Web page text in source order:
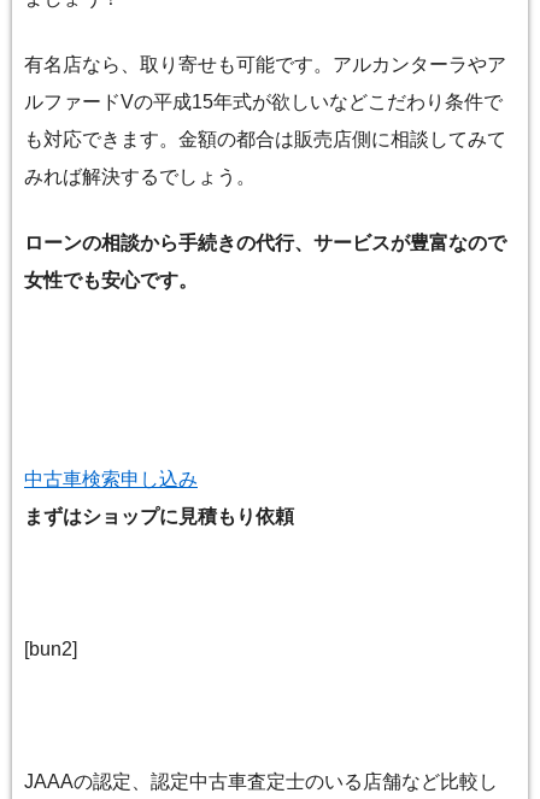
有名店なら、取り寄せも可能です。アルカンターラやア
ルファードVの平成15年式が欲しいなどこだわり条件で
も対応できます。金額の都合は販売店側に相談してみて
みれば解決するでしょう。
ローンの相談から手続きの代行、サービスが豊富なので
女性でも安心です。
中古車検索申し込み
まずはショップに見積もり依頼
[bun2]
JAAAの認定、認定中古車査定士のいる店舗など比較し